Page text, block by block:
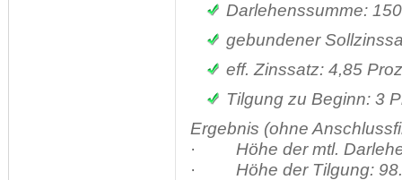
Darlehenssumme:
gebundener
eff. Zinssatz: 4,85
Tilgung zu Beginn: 3
Ergebnis (ohne
· Höhe der mtl.
· Höhe der Tilgung: